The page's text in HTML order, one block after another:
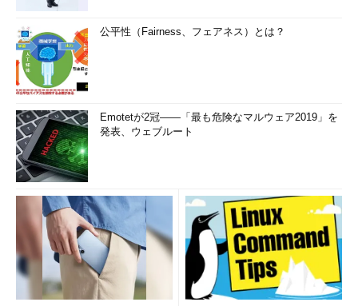
公平性（Fairness、フェアネス）とは？
Emotetが2冠――「最も危険なマルウェア2019」を
発表、ウェブルート